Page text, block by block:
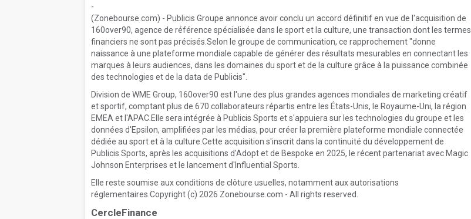
-
(Zonebourse.com) - Publicis Groupe annonce avoir conclu un accord définitif en vue de l'acquisition de
160over90, agence de référence spécialisée dans le sport et la culture, une transaction dont les termes
financiers ne sont pas précisés.Selon le groupe de communication, ce rapprochement "donne
naissance à une plateforme mondiale capable de générer des résultats mesurables en connectant les
marques à leurs audiences, dans les domaines du sport et de la culture grâce à la puissance combinée
des technologies et de la data de Publicis".
Division de WME Group, 160over90 est l'une des plus grandes agences mondiales de marketing créatif
et sportif, comptant plus de 670 collaborateurs répartis entre les États-Unis, le Royaume-Uni, la région
EMEA et l'APAC.Elle sera intégrée à Publicis Sports et s'appuiera sur les technologies du groupe et les
données d'Epsilon, amplifiées par les médias, pour créer la première plateforme mondiale connectée
dédiée au sport et à la culture.Cette acquisition s'inscrit dans la continuité du développement de
Publicis Sports, après les acquisitions d'Adopt et de Bespoke en 2025, le récent partenariat avec Magic
Johnson Enterprises et le lancement d'Influential Sports.
Elle reste soumise aux conditions de clôture usuelles, notamment aux autorisations
réglementaires.Copyright (c) 2026 Zonebourse.com - All rights reserved.
CercleFinance